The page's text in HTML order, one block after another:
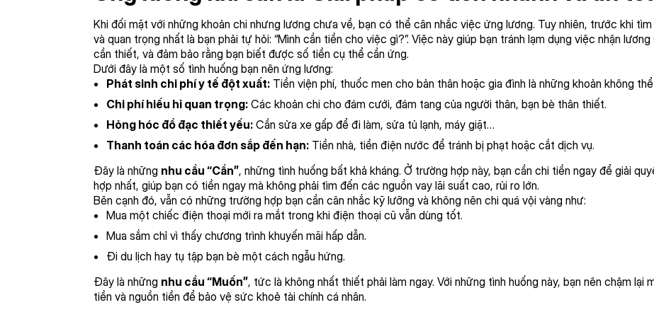
Khi đối mặt với những khoản chi nhưng lương chưa về, bạn có thể cân nhắc việc ứng lương. Tuy nhiên, trước khi
và quan trọng nhất là bạn phải tự hỏi: “Mình cần tiền cho việc gì?”. Việc này giúp bạn tránh lạm dụng việc nhận
cần thiết, và đảm bảo rằng bạn biết được số tiền cụ thể cần ứng.
Dưới đây là một số tình huống bạn nên ứng lương:
Phát sinh chi phí y tế đột xuất: Tiền viện phí, thuốc men cho bản thân hoặc gia đình là những khoản không
Chi phí hiếu hỉ quan trọng: Các khoản chi cho đám cưới, đám tang của người thân, bạn bè thân thiết.
Hỏng hóc đồ đạc thiết yếu: Cần sửa xe gấp để đi làm, sửa tủ lạnh, máy giặt…
Thanh toán các hóa đơn sắp đến hạn: Tiền nhà, tiền điện nước để tránh bị phạt hoặc cắt dịch vụ.
Đây là những nhu cầu “Cần”, những tình huống bất khả kháng. Ở trường hợp này, bạn cần chi tiền ngay để giải
hợp nhất, giúp bạn có tiền ngay mà không phải tìm đến các nguồn vay lãi suất cao, rủi ro lớn.
Bên cạnh đó, vẫn có những trường hợp bạn cần cân nhắc kỹ lưỡng và không nên chi quá vội vàng như:
Mua một chiếc điện thoại mới ra mắt trong khi điện thoại cũ vẫn dùng tốt.
Mua sắm chỉ vì thấy chương trình khuyến mãi hấp dẫn.
Đi du lịch hay tụ tập bạn bè một cách ngẫu hứng.
Đây là những nhu cầu “Muốn”, tức là không nhất thiết phải làm ngay. Với những tình huống này, bạn nên chậm
tiền và nguồn tiền để bảo vệ sức khoẻ tài chính cá nhân.